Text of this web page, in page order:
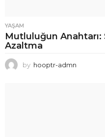
YAŞAM
Mutluluğun
Azaltma
by hooptr-admn